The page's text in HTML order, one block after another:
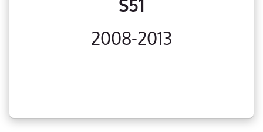
S51
2008-2013